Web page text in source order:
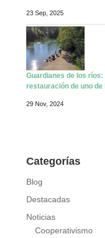
23 Sep, 2025
Guardianes de los ríos:
restauración de uno
29 Nov, 2024
Categorías
Blog
Destacadas
Noticias
Cooperativismo